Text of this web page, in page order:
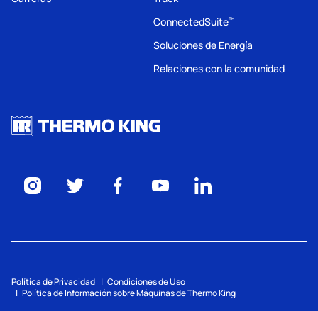
ConnectedSuite™
Soluciones de Energía
Relaciones con la comunidad
Política de Privacidad
Condiciones de Uso
Política de Información sobre Máquinas de Thermo King